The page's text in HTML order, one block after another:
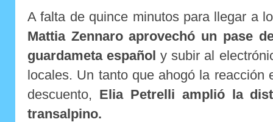
A falta de quince minutos para llegar a
Mattia Zennaro aprovechó un pase
guardameta español y subir al
locales. Un tanto que ahogó la reacción
descuento, Elia Petrelli amplió la
transalpino.